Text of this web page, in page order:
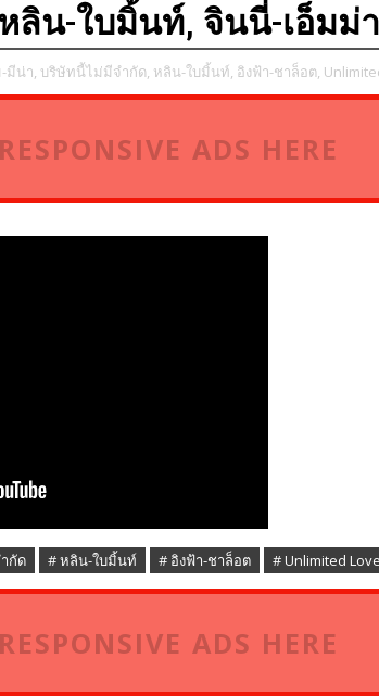
ลิน-ใบมิ้นท์, จินนี่-เอ็มม่
มีน่า, บริษัทนี้ไม่มีจำกัด, หลิน-ใบมิ้นท์, อิงฟ้า-ชาล็อต,
RESPONSIVE ADS HERE
กัด # หลิน-ใบมิ้นท์ # อิงฟ้า-ชาล็อต # Unlimited Love
RESPONSIVE ADS HERE